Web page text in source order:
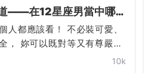
——在12星座男當中哪
弱：第一名簡直跌破眼
人都應該看！ 不必裝可愛、
， 妳可以既對等又有尊嚴
擒來... ...
10k